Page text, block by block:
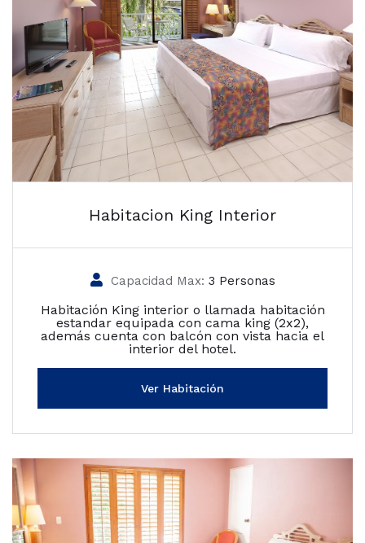
Habitacion King Interior
Capacidad Max: 3 Personas
Habitación King interior o llamada habitación
estandar equipada con cama king (2x2),
además cuenta con balcón con vista hacia el
interior del hotel.
Ver Habitación